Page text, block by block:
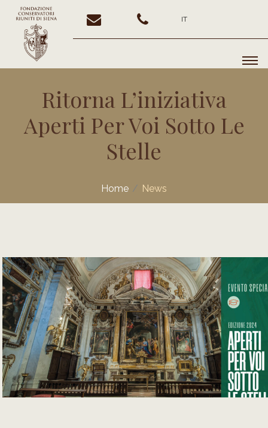
IT
Ritorna L’iniziativa
Aperti Per Voi Sotto Le
Stelle
Home News